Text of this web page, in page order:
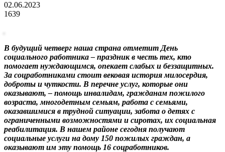
02.06.2023
1639
В будущий четверг наша страна отметит День
социального работника – праздник в честь тех, кто
помогает нуждающимся, опекает слабых и беззащитных.
За соцработниками стоит вековая история милосердия,
доброты и чуткости. В перечне услуг, которые они
оказывают, – помощь инвалидам, гражданам пожилого
возраста, многодетным семьям, работа с семьями,
оказавшимися в трудной ситуации, забота о детях с
ограниченными возможностями и сиротах, их социальная
реабилитация. В нашем районе сегодня получают
социальные услуги на дому 150 пожилых граждан, а
оказывают им эту помощь 16 соцработников.